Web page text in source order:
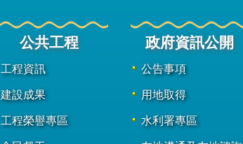
公共工程
工程資訊
建設成果
工程榮譽專區
政府資訊公開
公告事項
用地取得
水利署專區